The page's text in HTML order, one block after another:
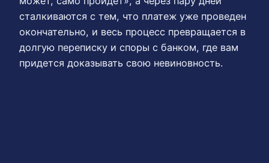
сталкиваются с тем, что платеж уже проведен
окончательно, и весь процесс превращается в
долгую переписку и споры с банком, где вам
придется доказывать свою невиновность.